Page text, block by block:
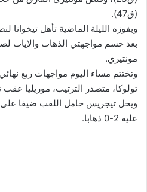
(ق47).
مونتيري.
وتختتم مساء اليوم مواجهات ربع
ويحل تيجريس حامل اللقب ضيفا
عليه 2-0 ذهابا.